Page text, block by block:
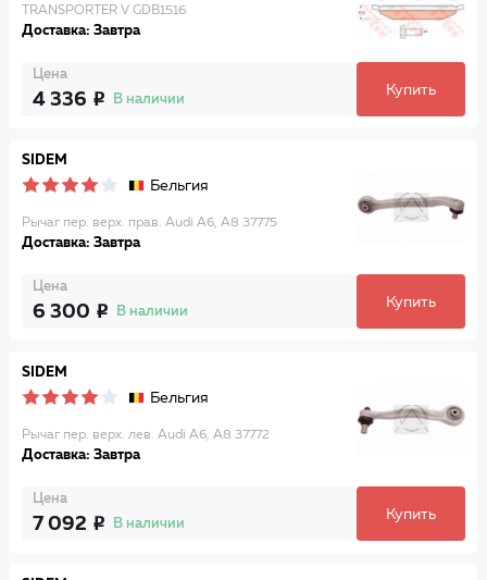
TRANSPORTER V GDB1516
Доставка: Завтра
Цена
4 336 В наличии
Купить
SIDEM
Бельгия
Рычаг пер. верх. прав. Audi A6, A8 37775
Доставка: Завтра
Цена
6 300 В наличии
Купить
SIDEM
Бельгия
Рычаг пер. верх. лев. Audi A6, A8 37772
Доставка: Завтра
Цена
7 092 В наличии
Купить